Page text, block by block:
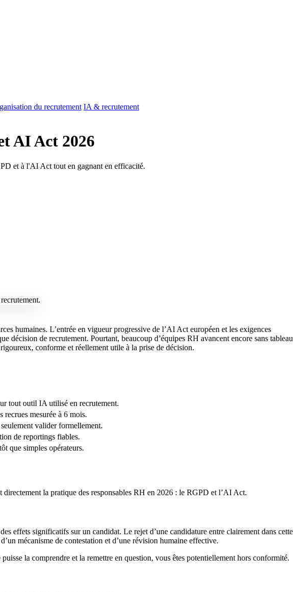
du recrutement IA & recrutement
AI Act 2026
et à l'AI Act tout en gagnant en efficacité.
humaines. L’entrée en vigueur progressive de l’AI Act européen et les exigences
de recrutement. Pourtant, beaucoup d’équipes RH avancent encore sans tableau
conforme et réellement utile à la prise de décision.
tout outil IA utilisé en recrutement.
mesurée à 6 mois.
valider formellement.
de reportings fiables.
que simples opérateurs.
la pratique des responsables RH en 2026 : le RGPD et l’AI Act.
effets significatifs sur un candidat. Le rejet d’une candidature entre clairement dans cette
mécanisme de contestation et d’une révision humaine effective.
la comprendre et la remettre en question, vous êtes potentiellement hors conformité.